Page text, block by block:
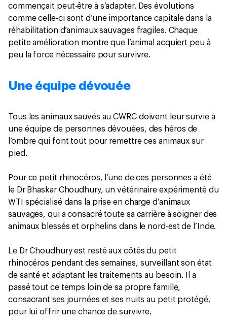
commençait peut-être à s’adapter. Des évolutions
comme celle-ci sont d’une importance capitale dans la
réhabilitation d’animaux sauvages fragiles. Chaque
petite amélioration montre que l’animal acquiert peu à
peu la force nécessaire pour survivre.
Une équipe dévouée
Tous les animaux sauvés au CWRC doivent leur survie à
une équipe de personnes dévouées, des héros de
l’ombre qui font tout pour remettre ces animaux sur
pied.
Pour ce petit rhinocéros, l’une de ces personnes a été
le Dr Bhaskar Choudhury, un vétérinaire expérimenté du
WTI spécialisé dans la prise en charge d’animaux
sauvages, qui a consacré toute sa carrière à soigner des
animaux blessés et orphelins dans le nord-est de l’Inde.
Le Dr Choudhury est resté aux côtés du petit
rhinocéros pendant des semaines, surveillant son état
de santé et adaptant les traitements au besoin. Il a
passé tout ce temps loin de sa propre famille,
consacrant ses journées et ses nuits au petit protégé,
pour lui offrir une chance de survivre.